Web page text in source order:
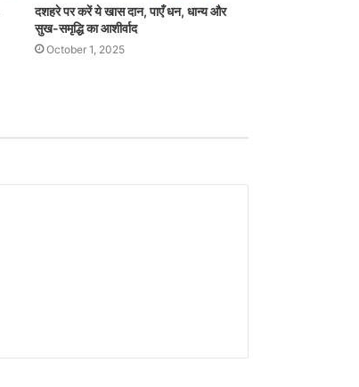
दशहरे पर करें ये खास दान, पाएँ धन, धान्य और
सुख-समृद्धि का आशीर्वाद
October 1, 2025